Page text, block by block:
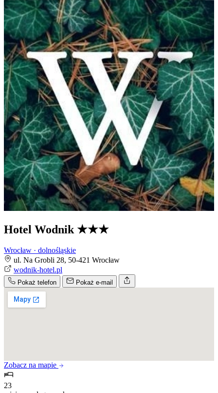
Hotel Wodnik ★★★
Wrocław · dolnośląskie
ul. Na Grobli 28, 50-421 Wrocław
wodnik-hotel.pl
Pokaż telefon Pokaż e-mail
Zobacz na mapie
23